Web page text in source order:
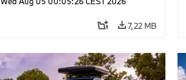
7,22 MB